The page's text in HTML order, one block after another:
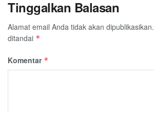
Tinggalkan Balasan
Alamat email Anda tidak akan dipublikasikan.
ditandai *
Komentar *